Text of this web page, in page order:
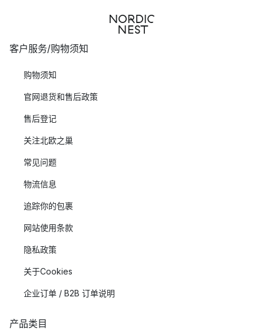
客户服务/购物须知
购物须知
官网退货和售后政策
售后登记
关注北欧之巢
常见问题
物流信息
追踪你的包裹
网站使用条款
隐私政策
关于Cookies
企业订单 / B2B 订单说明
产品类目